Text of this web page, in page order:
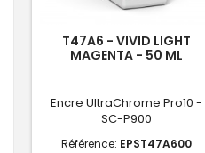
T47A6 - VIVID LIGHT
MAGENTA - 50 ML
Encre UltraChrome Pro10 -
SC-P900
Référence: EPST47A600